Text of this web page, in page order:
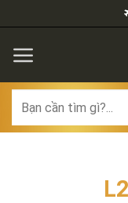
to
content
for: